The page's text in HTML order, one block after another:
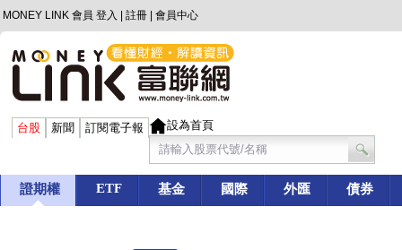
MONEY LINK 會員 登入 註冊 會員中心
台股 新聞 訂閱電子報 設為首頁
證期權 ETF 基金 國際 外匯 債券